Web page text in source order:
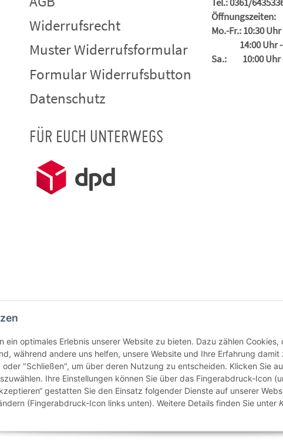
Widerrufsrecht
Muster Widerrufsformular
Formular Widerrufsbutton
Datenschutz
Öffnungszeiten:
Mo.-Fr.: 10:30
14:00 Uhr -
Sa.: 10:00 Uhr
FÜR EUCH UNTERWEGS
ein optimales Erlebnis unserer Website zu bieten. Dazu zählen
während andere uns helfen, unsere Website und Ihre Erfahrung damit
"Schließen", um über deren Nutzung zu entscheiden. Klicken Sie
Ihre Einstellungen können Sie über das Fingerabdruck-Icon
gestatten Sie den Einsatz folgender Dienste auf unserer
(Fingerabdruck-Icon links unten). Weitere Details finden Sie unter